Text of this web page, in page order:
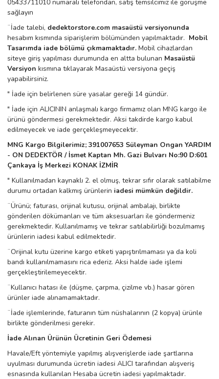
05433711010 numaralı telefondan, satış temsilcimiz ile görüşme
sağlayın
¨İade talebi, dedektorstore.com masaüstü versiyonunda
hesabım kısmında siparişlerim bölümünden yapılmaktadır. Mobil
Tasarımda iade bölümü çıkmamaktadır. Mobil cihazlardan
siteye giriş yapılması durumunda en altta bulunan Masaüstü
Versiyon kısmına tıklayarak Masaüstü versiyona geçiş
yapabilirsiniz.
" İade için belirlenen süre yasalar gereği 14 gündür.
" İade için ALICININ anlaşmalı kargo firmamız olan MNG kargo ile
ürünü göndermesi gerekmektedir. Aksi takdirde kargo kabul
edilmeyecek ve iade gerçekleşmeyecektir.
MNG Kargo Bilgilerimiz; 391007653 Süleyman Ongan YARDIM
- ON DEDEKTÖR / İsmet Kaptan Mh. Gazi Bulvarı No:90 D:601
Çankaya İş Merkezi KONAK İZMİR
" Kullanılmadan kaynaklı 2. el olmuş, tekrar sıfır olarak satılabilme
durumu ortadan kalkmış ürünlerin iadesi mümkün değildir.
¨Ürünü; faturası, orijinal kutusu, orijinal ambalajı, birlikte
gönderilen dökümanları ve tüm aksesuarları ile göndermeniz
gerekmektedir. Kullanılmamış ve tekrar satılabilirliği bozulmamış
ürünlerin iadesi kabul edilmektedir.
¨Orijinal kutu üzerine kargo etiketi yapıştırılmaması ya da koli
bandı kullanılmamasını rica ederiz. Aksi halde iade işlemi
gerçekleştirilemeyecektir.
¨Kullanıcı hatası ile (düşme, çarpma, çizilme vb.) hasar gören
ürünler iade alınamamaktadır.
¨İade işlemlerinde, faturanın tüm nüshalarının (2 kopya) ürünle
birlikte gönderilmesi gerekir.
İade Alınan Ürünün Ücretinin Geri Ödemesi
Havale/Eft yöntemiyle yapılmış alışverişlerde iade şartlarına
uyulması durumunda ücretin iadesi ALICI tarafından alışveriş
esnasında kullanılan Hesaba ücretin iadesi yapılmaktadır.